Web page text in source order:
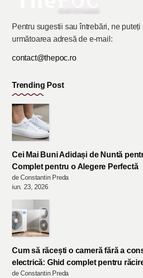
Pentru sugestii sau întrebări, ne puteți
următoarea adresă de e-mail:
contact@thepoc.ro
Trending Post
Cei Mai Buni Adidași de Nuntă
Complet pentru o Alegere Perfectă
de Constantin Preda
iun. 23, 2026
Cum să răcești o cameră fără a
electrică: Ghid complet pentru
de Constantin Preda